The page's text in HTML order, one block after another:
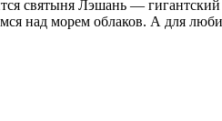
святыня Лэшань —
над морем облаков. А для